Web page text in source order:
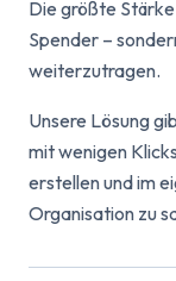
Die größte
Spender –
weiterzutragen.
Unsere Lösung
mit wenigen
erstellen und im
Organisation zu